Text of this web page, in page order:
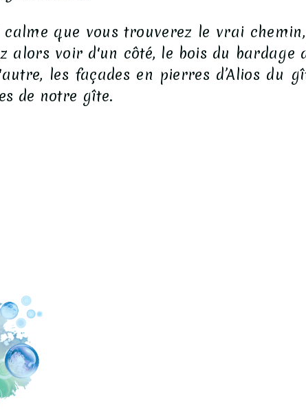
calme que vous trouverez le vrai
alors voir d'un côté, le bois du bardage
les façades en pierres d’Alios du
de notre gîte.